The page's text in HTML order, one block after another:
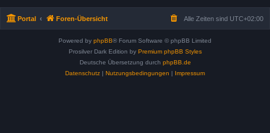
Portal Foren-Übersicht Alle Zeiten sind UTC+02:00
Powered by phpBB® Forum Software © phpBB Limited
Prosilver Dark Edition by Premium phpBB Styles
Deutsche Übersetzung durch phpBB.de
Datenschutz | Nutzungsbedingungen | Impressum